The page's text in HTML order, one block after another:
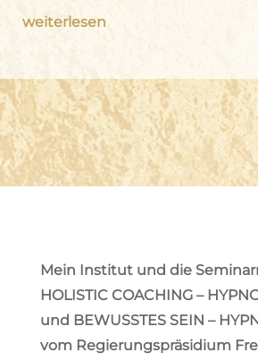
weiterlesen
Mein Institut und die
HOLISTIC COACHING –
und BEWUSSTES SEIN –
vom Regierungspräsidium